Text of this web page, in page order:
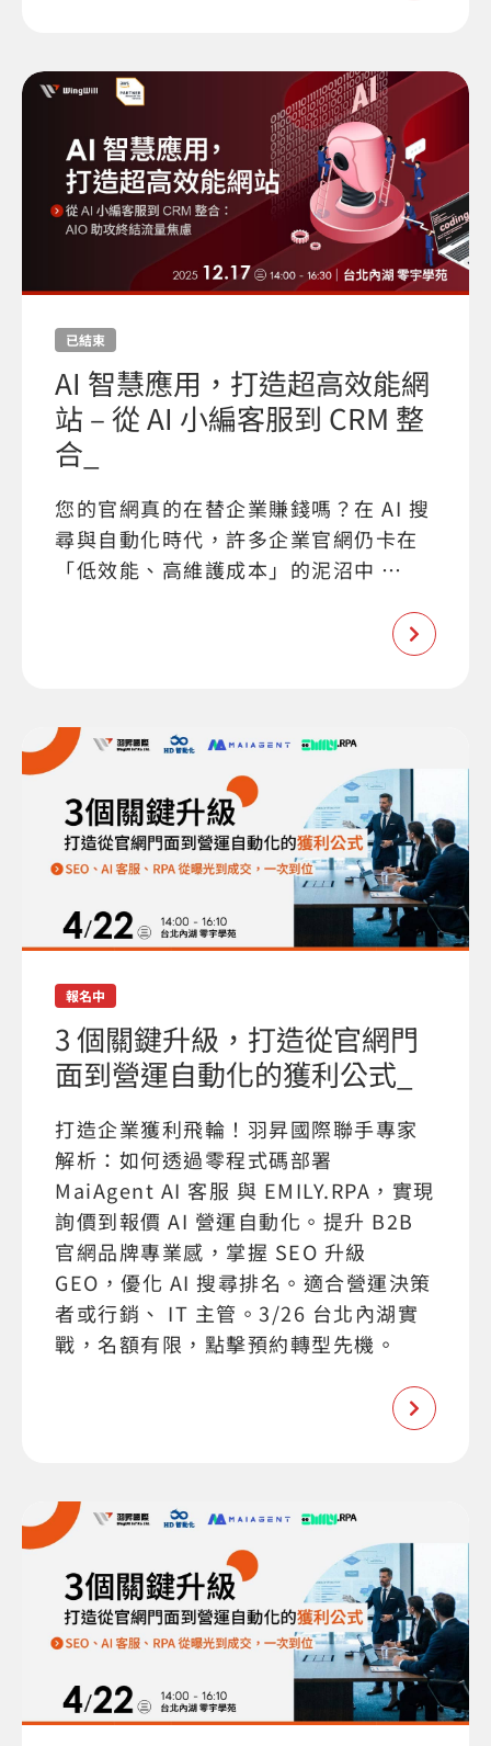
已結束
AI 智慧應用，打造超高效能網
站 – 從 AI 小編客服到 CRM 整
合_
您的官網真的在替企業賺錢嗎？在 AI 搜
尋與自動化時代，許多企業官網仍卡在
「低效能、高維護成本」的泥沼中 …
報名中
3 個關鍵升級，打造從官網門
面到營運自動化的獲利公式_
打造企業獲利飛輪！羽昇國際聯手專家
解析：如何透過零程式碼部署
MaiAgent AI 客服 與 EMILY.RPA，實現
詢價到報價 AI 營運自動化。提升 B2B
官網品牌專業感，掌握 SEO 升級
GEO，優化 AI 搜尋排名。適合營運決策
者或行銷、 IT 主管。3/26 台北內湖實
戰，名額有限，點擊預約轉型先機。